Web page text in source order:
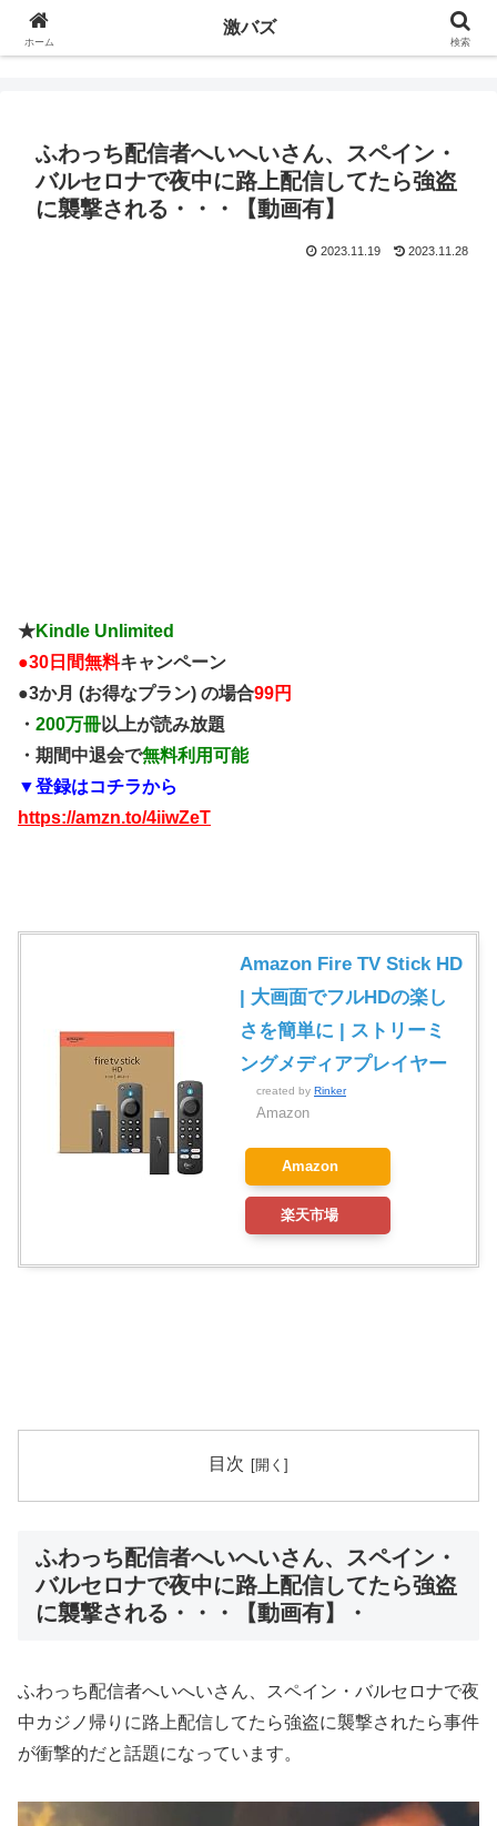
ふわっち配信者へいへいさん、スペイン・
バルセロナで夜中に路上配信してたら強盗
に襲撃される・・・【動画有】
2023.11.19 2023.11.28
★Kindle Unlimited
●30日間無料キャンペーン
●3か月 (お得なプラン) の場合99円
・ 200万冊以上が読み放題
・期間中退会で無料利用可能
▼登録はコチラから
https://amzn.to/4iiwZeT
Amazon Fire TV Stick HD
| 大画面でフルHDの楽し
さを簡単に | ストリーミ
ングメディアプレイヤー
created by Rinker
Amazon
Amazon
楽天市場
目次
ふわっち配信者へいへいさん、スペイン・
バルセロナで夜中に路上配信してたら強盗
に襲撃される・・・【動画有】・
ふわっち配信者へいへいさん、スペイン・バルセロナで夜
中カジノ帰りに路上配信してたら強盗に襲撃されたら事件
が衝撃的だと話題になっています。
ホーム
激バズ
検索